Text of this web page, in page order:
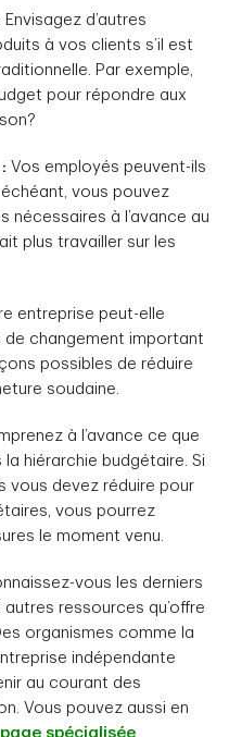
Envisagez d’autres
à vos clients s’il est
Par exemple,
pour répondre aux
Vos employés peuvent-ils
vous pouvez
nécessaires à l’avance au
plus travailler sur les
entreprise peut-elle
de changement important
possibles de réduire
soudaine.
à l’avance ce que
hiérarchie budgétaire. Si
vous devez réduire pour
vous pourrez
le moment venu.
vous les derniers
ressources qu’offre
organismes comme la
indépendante
au courant des
Vous pouvez aussi en
spécialisée